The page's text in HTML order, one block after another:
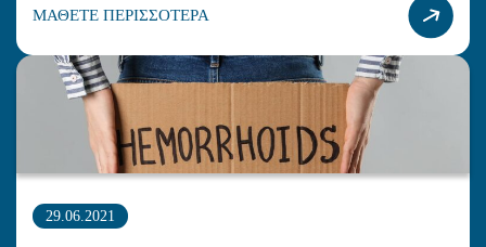
ΜΑΘΕΤΕ ΠΕΡΙΣΣΟΤΕΡΑ
29.06.2021